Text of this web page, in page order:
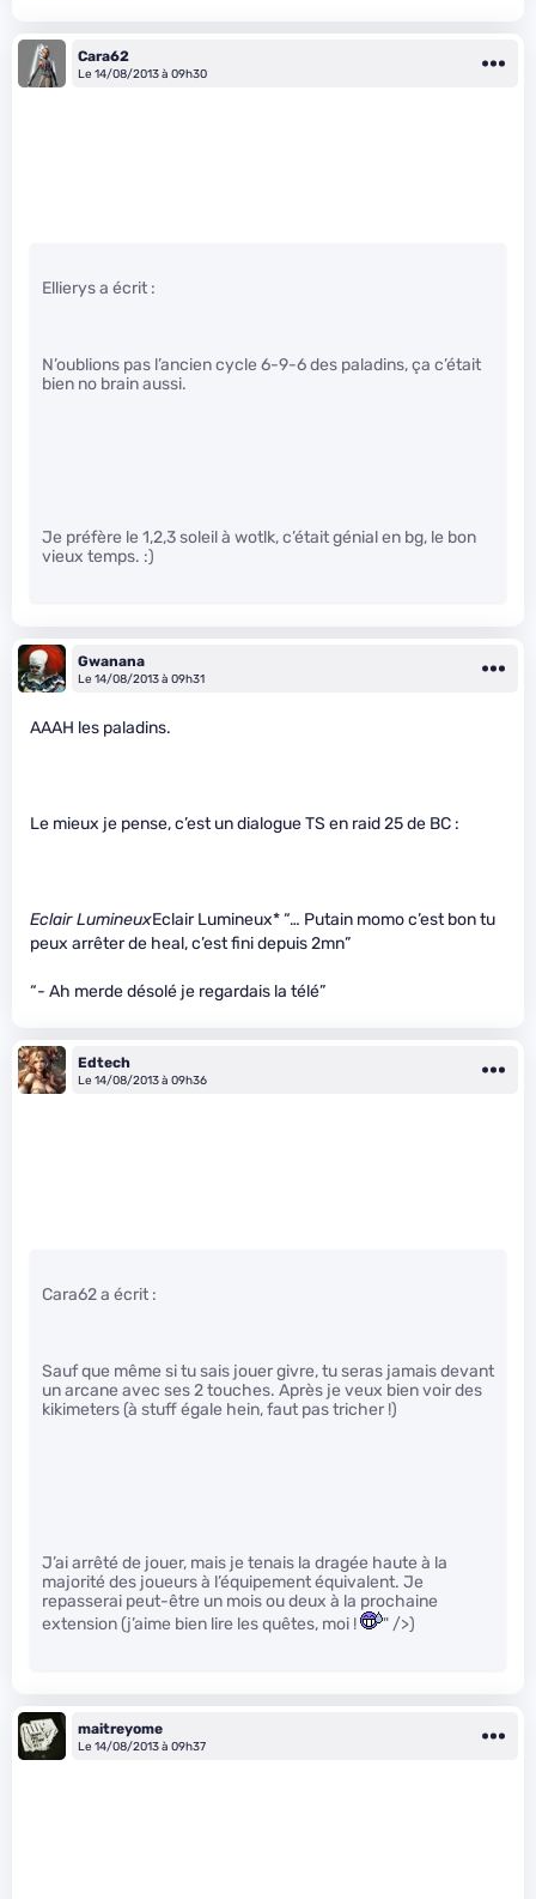
Cara62
Le 14/08/2013 à 09h30
Ellierys a écrit :
N’oublions pas l’ancien cycle 6-9-6 des paladins, ça c’était
bien no brain aussi.
Je préfère le 1,2,3 soleil à wotlk, c’était génial en bg, le bon
vieux temps. :)
Gwanana
Le 14/08/2013 à 09h31
AAAH les paladins.
Le mieux je pense, c’est un dialogue TS en raid 25 de BC :
Eclair LumineuxEclair Lumineux* “… Putain momo c’est bon tu
peux arrêter de heal, c’est fini depuis 2mn”
“- Ah merde désolé je regardais la télé”
Edtech
Le 14/08/2013 à 09h36
Cara62 a écrit :
Sauf que même si tu sais jouer givre, tu seras jamais devant
un arcane avec ses 2 touches. Après je veux bien voir des
kikimeters (à stuff égale hein, faut pas tricher !)
J’ai arrêté de jouer, mais je tenais la dragée haute à la
majorité des joueurs à l’équipement équivalent. Je
repasserai peut-être un mois ou deux à la prochaine
extension (j’aime bien lire les quêtes, moi !
" />)
maitreyome
Le 14/08/2013 à 09h37